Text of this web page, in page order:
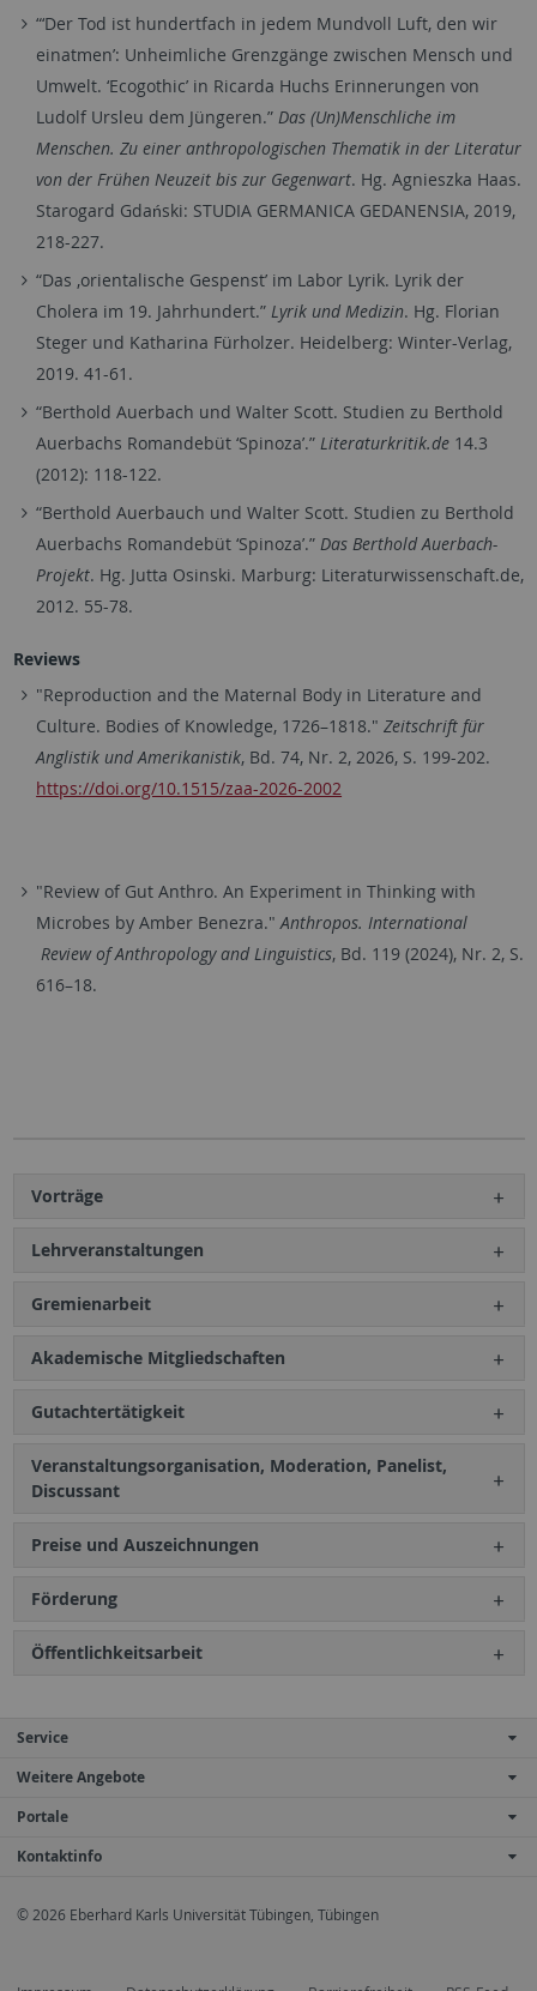
“‘Der Tod ist hundertfach in jedem Mundvoll Luft, den wir
einatmen’: Unheimliche Grenzgänge zwischen Mensch und
Umwelt. ‘Ecogothic’ in Ricarda Huchs Erinnerungen von
Ludolf Ursleu dem Jüngeren.”Das (Un)Menschliche im
Menschen. Zu einer anthropologischen Thematik in der Literatur
von der Frühen Neuzeit bis zur Gegenwart. Hg. Agnieszka Haas.
Starogard Gdański: STUDIA GERMANICA GEDANENSIA, 2019,
218-227.
“Das ‚orientalische Gespenst’ im Labor Lyrik. Lyrik der
Cholera im 19. Jahrhundert.”Lyrik und Medizin. Hg. Florian
Steger und Katharina Fürholzer. Heidelberg: Winter-Verlag,
2019. 41-61.
“Berthold Auerbach und Walter Scott. Studien zu Berthold
Auerbachs Romandebüt ‘Spinoza’.”Literaturkritik.de 14.3
(2012): 118-122.
“Berthold Auerbauch und Walter Scott. Studien zu Berthold
Auerbachs Romandebüt ‘Spinoza’.”Das Berthold Auerbach-
Projekt. Hg. Jutta Osinski. Marburg: Literaturwissenschaft.de,
2012. 55-78.
Reviews
"Reproduction and the Maternal Body in Literature and
Culture. Bodies of Knowledge, 1726–1818."Zeitschrift für
Anglistik und Amerikanistik, Bd. 74, Nr. 2, 2026, S. 199-202.
https://doi.org/10.1515/zaa-2026-2002
"Review of Gut Anthro. An Experiment in Thinking with
Microbes by Amber Benezra."Anthropos. International
Review of Anthropology and Linguistics, Bd. 119 (2024), Nr. 2, S.
616–18.
Vorträge
Lehrveranstaltungen
Gremienarbeit
Akademische Mitgliedschaften
Gutachtertätigkeit
Veranstaltungsorganisation, Moderation, Panelist,
Discussant
Preise und Auszeichnungen
Förderung
Öffentlichkeitsarbeit
Service
Weitere Angebote
Portale
Kontaktinfo
© 2026 Eberhard Karls Universität Tübingen, Tübingen